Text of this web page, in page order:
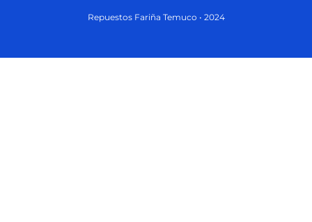
Repuestos Fariña Temuco • 2024